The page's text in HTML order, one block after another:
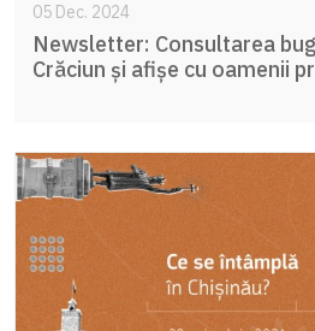
05 Dec. 2024
Newsletter: Consultarea
Crăciun și afișe cu oamenii